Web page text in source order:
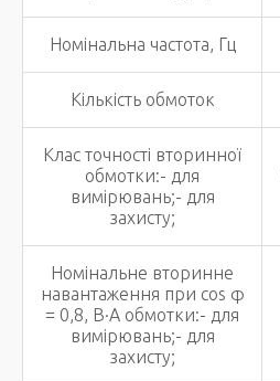
Номінальна частота, Гц
Кількість обмоток
Клас точності вторинної
обмотки:- для
вимірювань;- для
захисту;
Номінальне вторинне
навантаження при соs φ
= 0,8, В·А обмотки:- для
вимірювань;- для
захисту;